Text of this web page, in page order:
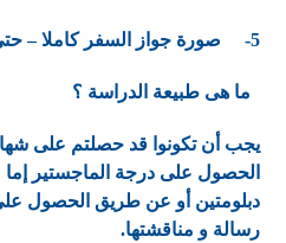
5- صورة جواز السفر كاملا – حتى الاوراق الفارغة .
ما هى طبيعة الدراسة ؟
يجب أن تكونوا قد حصلتم على
الحصول على درجة الماجستير
دبلومتين أو عن طريق الحصول
رسالة و مناقشتها.